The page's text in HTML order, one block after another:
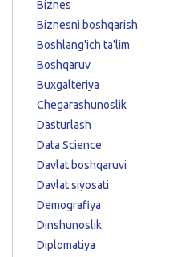
Biznes
Biznesni boshqarish
Boshlang'ich ta'lim
Boshqaruv
Buxgalteriya
Chegarashunoslik
Dasturlash
Data Science
Davlat boshqaruvi
Davlat siyosati
Demografiya
Dinshunoslik
Diplomatiya